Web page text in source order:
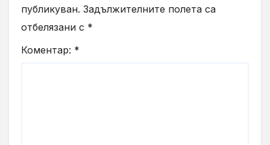
публикуван. Задължителните полета са
отбелязани с *
Коментар: *